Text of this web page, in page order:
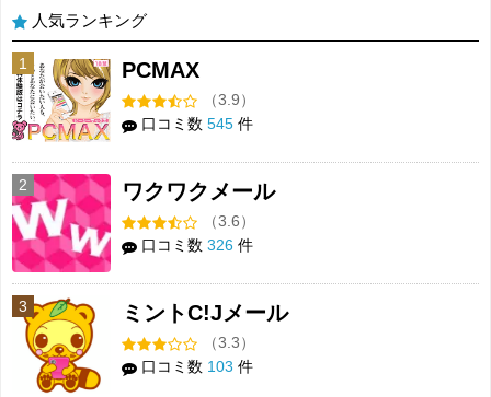
人気ランキング
1 PCMAX
（3.9）
口コミ数 545 件
2 ワクワクメール
（3.6）
口コミ数 326 件
3 ミントC!Jメール
（3.3）
口コミ数 103 件